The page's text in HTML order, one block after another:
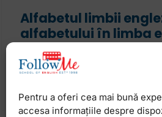
Pentru a oferi cea mai bună
accesa informațiile despre
Alfabetul limbii
alfabetului în limba
Fă o probă rapidă: închide
litere, în engleză. Te-ai